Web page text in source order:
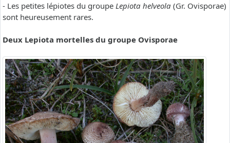
- Les petites lépiotes du groupe Lepiota helveola (Gr. Ovisporae)
sont heureusement rares.
Deux Lepiota mortelles du groupe Ovisporae